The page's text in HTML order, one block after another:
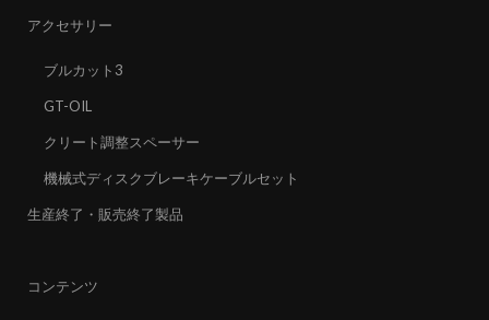
アクセサリー
ブルカット3
GT-OIL
クリート調整スペーサー
機械式ディスクブレーキケーブルセット
生産終了・販売終了製品
コンテンツ